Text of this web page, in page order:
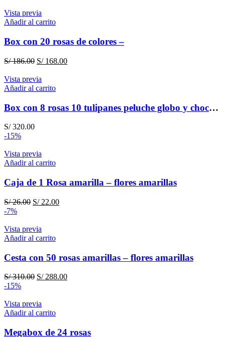
era:
S/ 172.00.
Vista previa
Añadir al carrito
Box con 20 rosas de colores –
S/186.00 El
original
era:
S/168.00El
Vista previa
Añadir al carrito
Box con 8 rosas 10 tulipanes peluche globo y chocolate
S/320.00
-15%
Vista previa
Añadir al carrito
Caja de 1 Rosa amarilla – flores amarillas
S/26.00 El
era:
S/ 26.00.
S/22.00El
-7%
Vista previa
Añadir al carrito
Cesta con 50 rosas amarillas – flores amarillas
S/310.00 El
era:
S/ 310.00.
S/288.00El
-15%
Vista previa
Añadir al carrito
Megabox de 24 rosas